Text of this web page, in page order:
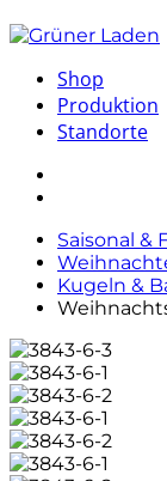
Shop
Produktion
Standorte
Saisonal &
Kugeln &